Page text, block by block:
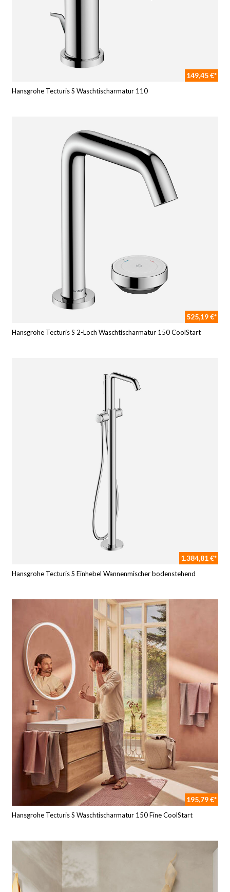
149,45 €*
Hansgrohe Tecturis S Waschtischarmatur 110
525,19 €*
Hansgrohe Tecturis S 2-Loch Waschtischarmatur 150 CoolStart
1.384,81 €*
Hansgrohe Tecturis S Einhebel Wannenmischer bodenstehend
195,79 €*
Hansgrohe Tecturis S Waschtischarmatur 150 Fine CoolStart